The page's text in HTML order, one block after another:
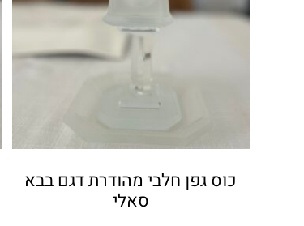
כוס גפן חלבי מהודרת דגם בבא
סאלי